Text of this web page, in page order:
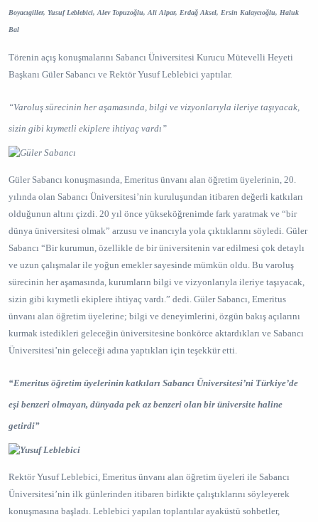
Boyacıgiller, Yusuf Leblebici, Alev Topuzoğlu, Ali Alpar, Erdağ Aksel, Ersin Kalaycıoğlu, Haluk
Bal
Törenin açış konuşmalarını Sabancı Üniversitesi Kurucu Mütevelli Heyeti
Başkanı Güler Sabancı ve Rektör Yusuf Leblebici yaptılar.
“Varoluş sürecinin her aşamasında, bilgi ve vizyonlarıyla ileriye taşıyacak,
sizin gibi kıymetli ekiplere ihtiyaç vardı”
Güler Sabancı konuşmasında, Emeritus ünvanı alan öğretim üyelerinin, 20.
yılında olan Sabancı Üniversitesi’nin kuruluşundan itibaren değerli katkıları
olduğunun altını çizdi. 20 yıl önce yükseköğrenimde fark yaratmak ve “bir
dünya üniversitesi olmak” arzusu ve inancıyla yola çıktıklarını söyledi. Güler
Sabancı “Bir kurumun, özellikle de bir üniversitenin var edilmesi çok detaylı
ve uzun çalışmalar ile yoğun emekler sayesinde mümkün oldu. Bu varoluş
sürecinin her aşamasında, kurumların bilgi ve vizyonlarıyla ileriye taşıyacak,
sizin gibi kıymetli ekiplere ihtiyaç vardı.” dedi. Güler Sabancı, Emeritus
ünvanı alan öğretim üyelerine; bilgi ve deneyimlerini, özgün bakış açılarını
kurmak istedikleri geleceğin üniversitesine bonkörce aktardıkları ve Sabancı
Üniversitesi’nin geleceği adına yaptıkları için teşekkür etti.
“Emeritus öğretim üyelerinin katkıları Sabancı Üniversitesi’ni Türkiye’de
eşi benzeri olmayan, dünyada pek az benzeri olan bir üniversite haline
getirdi”
Rektör Yusuf Leblebici, Emeritus ünvanı alan öğretim üyeleri ile Sabancı
Üniversitesi’nin ilk günlerinden itibaren birlikte çalıştıklarını söyleyerek
konuşmasına başladı. Leblebici yapılan toplantılar ayaküstü sohbetler,